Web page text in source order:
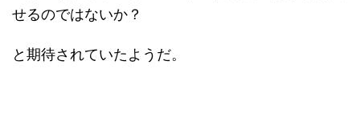
せるのではないか？
と期待されていたようだ。